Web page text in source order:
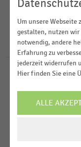
20Ergebnisse für
Anzahl
E-Commerce
E-
2022
2021
2020
Deutschland
D-A-CH-
Um unsere Webseite
gestalten, nutzen wir
notwendig, andere
Erfahrung zu
jederzeit widerrufen
Hier finden Sie eine
ALLE